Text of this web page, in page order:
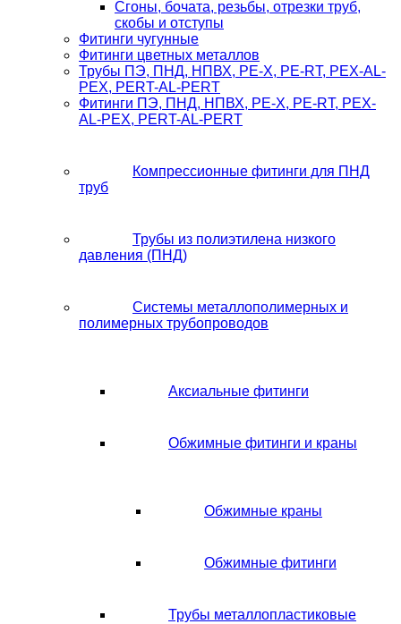
Сгоны, бочата, резьбы, отрезки труб,
скобы и отступы
Фитинги чугунные
Фитинги цветных металлов
Трубы ПЭ, ПНД, НПВХ, PE-X, PE-RT, PEX-AL-
PEX, PERT-AL-PERT
Фитинги ПЭ, ПНД, НПВХ, PE-X, PE-RT, PEX-
AL-PEX, PERT-AL-PERT
Компрессионные фитинги для ПНД
труб
Трубы из полиэтилена низкого
давления (ПНД)
Системы металлополимерных и
полимерных трубопроводов
Аксиальные фитинги
Обжимные фитинги и краны
Обжимные краны
Обжимные фитинги
Трубы металлопластиковые